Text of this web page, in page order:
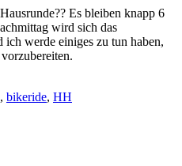
Es bleiben knapp 6
wird sich das
ich werde einiges zu tun haben,
, bikeride, HH